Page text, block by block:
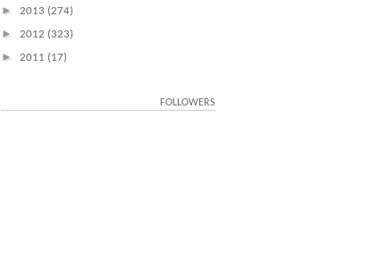
► 2013 (274)
► 2012 (323)
► 2011 (17)
FOLLOWERS